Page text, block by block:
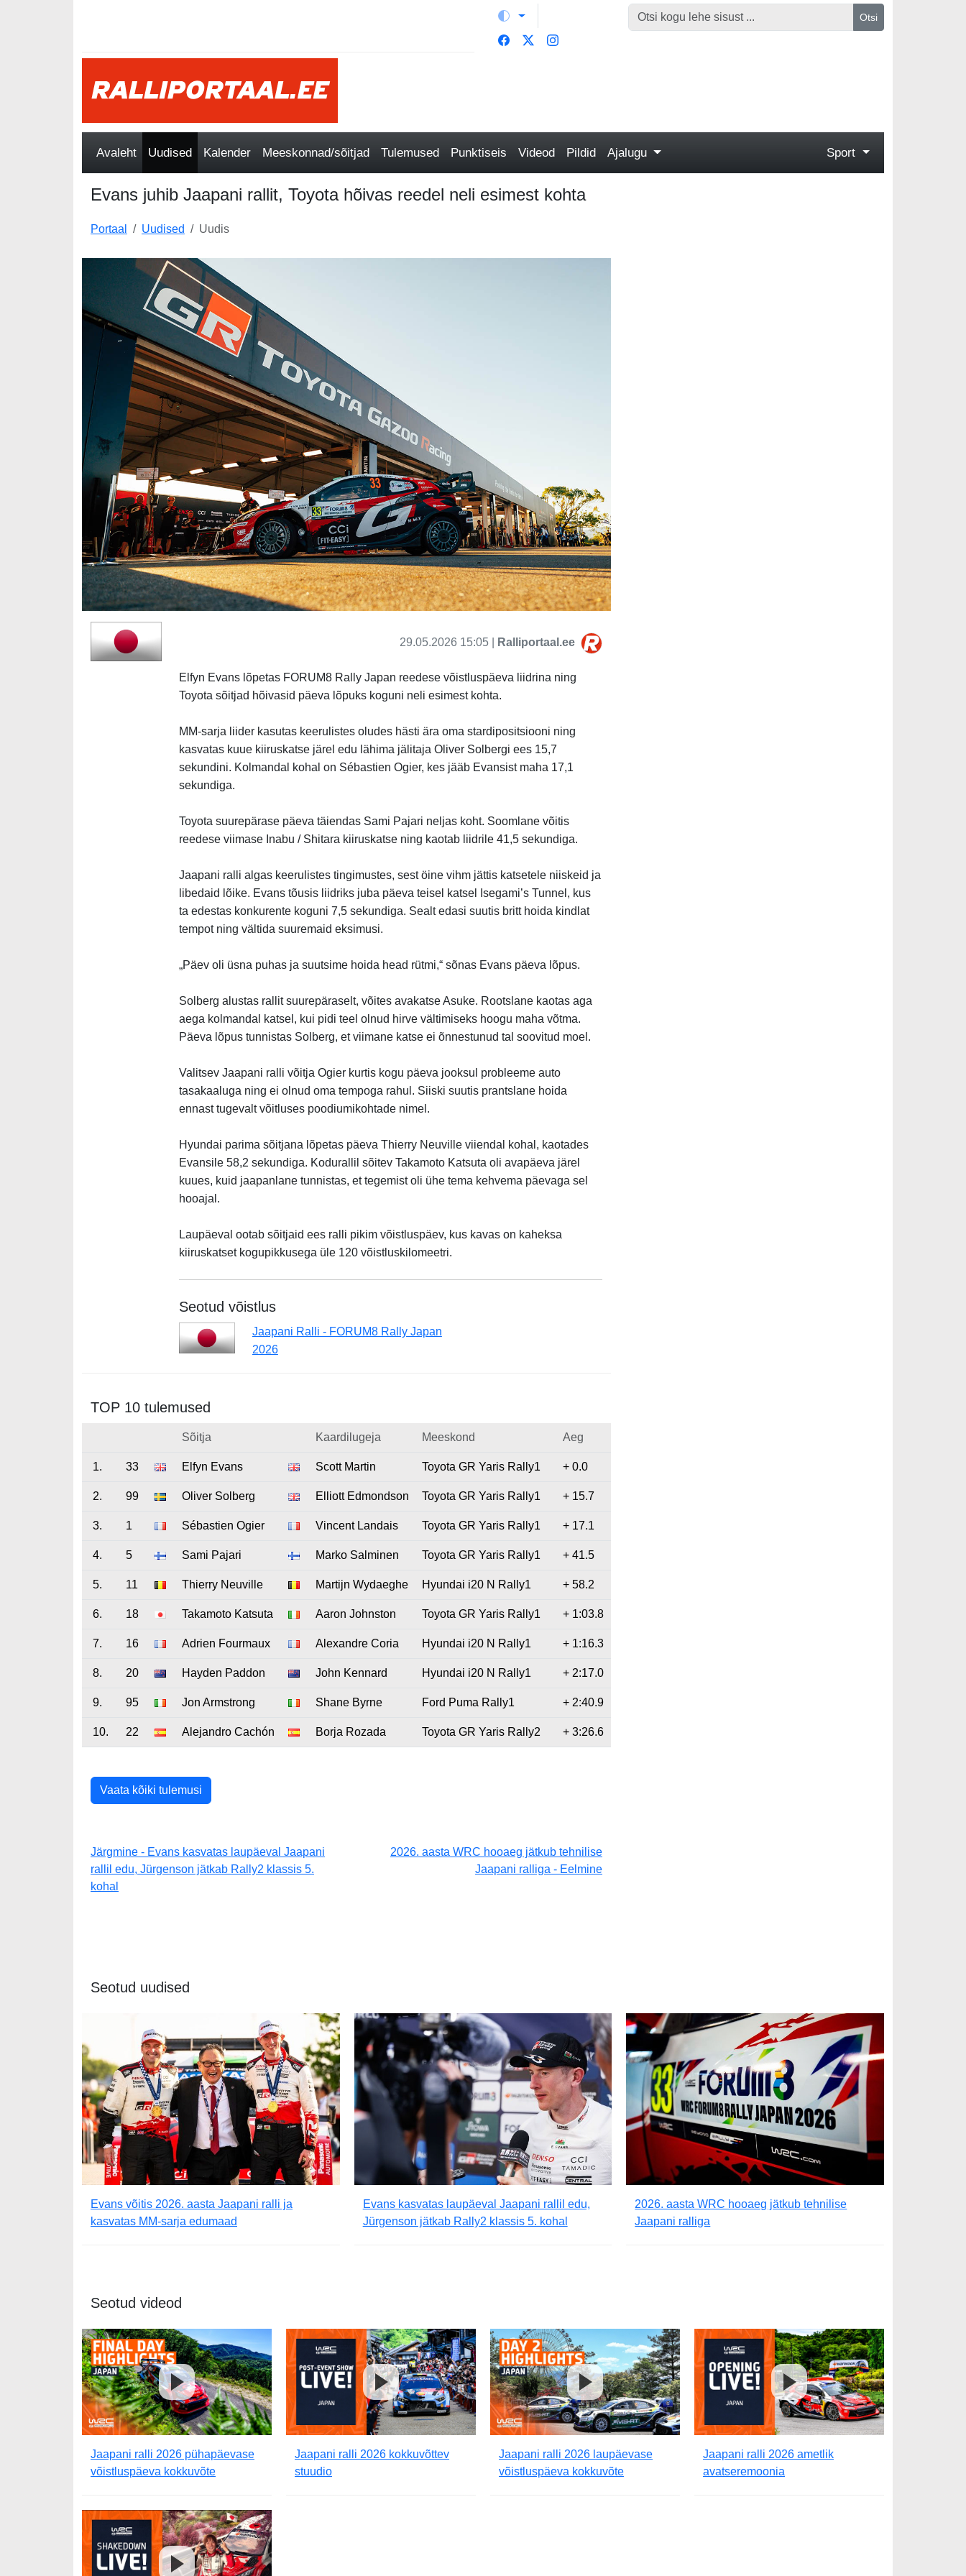
Otsi
Avaleht Uudised Kalender Meeskonnad/sõitjad Tulemused Punktiseis Videod Pildid Ajalugu Sport
Evans juhib Jaapani rallit, Toyota hõivas reedel neli esimest kohta
Portaal Uudised Uudis
29.05.2026 15:05 | Ralliportaal.ee
Elfyn Evans lõpetas FORUM8 Rally Japan reedese võistluspäeva liidrina ning
Toyota sõitjad hõivasid päeva lõpuks koguni neli esimest kohta.
MM-sarja liider kasutas keerulistes oludes hästi ära oma stardipositsiooni ning
kasvatas kuue kiiruskatse järel edu lähima jälitaja Oliver Solbergi ees 15,7
sekundini. Kolmandal kohal on Sébastien Ogier, kes jääb Evansist maha 17,1
sekundiga.
Toyota suurepärase päeva täiendas Sami Pajari neljas koht. Soomlane võitis
reedese viimase Inabu / Shitara kiiruskatse ning kaotab liidrile 41,5 sekundiga.
Jaapani ralli algas keerulistes tingimustes, sest öine vihm jättis katsetele niiskeid ja
libedaid lõike. Evans tõusis liidriks juba päeva teisel katsel Isegami’s Tunnel, kus
ta edestas konkurente koguni 7,5 sekundiga. Sealt edasi suutis britt hoida kindlat
tempot ning vältida suuremaid eksimusi.
„Päev oli üsna puhas ja suutsime hoida head rütmi,“ sõnas Evans päeva lõpus.
Solberg alustas rallit suurepäraselt, võites avakatse Asuke. Rootslane kaotas aga
aega kolmandal katsel, kui pidi teel olnud hirve vältimiseks hoogu maha võtma.
Päeva lõpus tunnistas Solberg, et viimane katse ei õnnestunud tal soovitud moel.
Valitsev Jaapani ralli võitja Ogier kurtis kogu päeva jooksul probleeme auto
tasakaaluga ning ei olnud oma tempoga rahul. Siiski suutis prantslane hoida
ennast tugevalt võitluses poodiumikohtade nimel.
Hyundai parima sõitjana lõpetas päeva Thierry Neuville viiendal kohal, kaotades
Evansile 58,2 sekundiga. Kodurallil sõitev Takamoto Katsuta oli avapäeva järel
kuues, kuid jaapanlane tunnistas, et tegemist oli ühe tema kehvema päevaga sel
hooajal.
Laupäeval ootab sõitjaid ees ralli pikim võistluspäev, kus kavas on kaheksa
kiiruskatset kogupikkusega üle 120 võistluskilomeetri.
Seotud võistlus
Jaapani Ralli - FORUM8 Rally Japan
2026
TOP 10 tulemused
Sõitja Kaardilugeja Meeskond Aeg
1. 33 Elfyn Evans Scott Martin Toyota GR Yaris Rally1 + 0.0
2. 99 Oliver Solberg Elliott Edmondson Toyota GR Yaris Rally1 + 15.7
3. 1 Sébastien Ogier Vincent Landais Toyota GR Yaris Rally1 + 17.1
4. 5 Sami Pajari Marko Salminen Toyota GR Yaris Rally1 + 41.5
5. 11 Thierry Neuville Martijn Wydaeghe Hyundai i20 N Rally1 + 58.2
6. 18 Takamoto Katsuta Aaron Johnston Toyota GR Yaris Rally1 + 1:03.8
7. 16 Adrien Fourmaux Alexandre Coria Hyundai i20 N Rally1 + 1:16.3
8. 20 Hayden Paddon John Kennard Hyundai i20 N Rally1 + 2:17.0
9. 95 Jon Armstrong Shane Byrne Ford Puma Rally1 + 2:40.9
10. 22 Alejandro Cachón Borja Rozada Toyota GR Yaris Rally2 + 3:26.6
Vaata kõiki tulemusi
Järgmine - Evans kasvatas laupäeval Jaapani
rallil edu, Jürgenson jätkab Rally2 klassis 5.
kohal
2026. aasta WRC hooaeg jätkub tehnilise
Jaapani ralliga - Eelmine
Seotud uudised
Evans võitis 2026. aasta Jaapani ralli ja
kasvatas MM-sarja edumaad
Evans kasvatas laupäeval Jaapani rallil edu,
Jürgenson jätkab Rally2 klassis 5. kohal
2026. aasta WRC hooaeg jätkub tehnilise
Jaapani ralliga
Seotud videod
Jaapani ralli 2026 pühapäevase
võistluspäeva kokkuvõte
Jaapani ralli 2026 kokkuvõttev
stuudio
Jaapani ralli 2026 laupäevase
võistluspäeva kokkuvõte
Jaapani ralli 2026 ametlik
avatseremoonia